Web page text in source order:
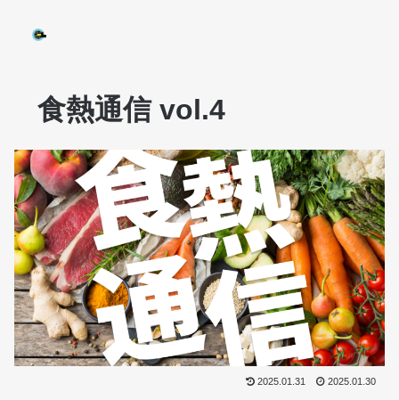
食熱通信 vol.4
2025.01.31 2025.01.30